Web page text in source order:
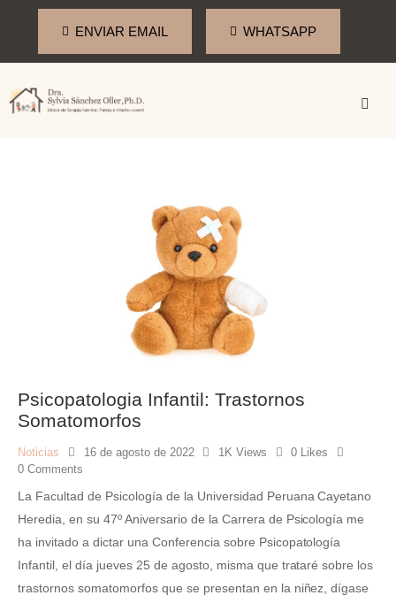
ENVIAR EMAIL WHATSAPP
Psicopatologia Infantil: Trastornos
Somatomorfos
Noticias 16 de agosto de 2022 1K Views 0
Likes
0 Comments
La Facultad de Psicología de la Universidad Peruana Cayetano
Heredia, en su 47º Aniversario de la Carrera de Psicología me
ha invitado a dictar una Conferencia sobre Psicopatología
Infantil, el día jueves 25 de agosto, misma que trataré sobre los
trastornos somatomorfos que se presentan en la niñez, dígase